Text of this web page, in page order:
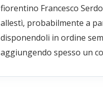
fiorentino Francesco
allestì, probabilmente a
disponendoli in ordine
aggiungendo spesso un